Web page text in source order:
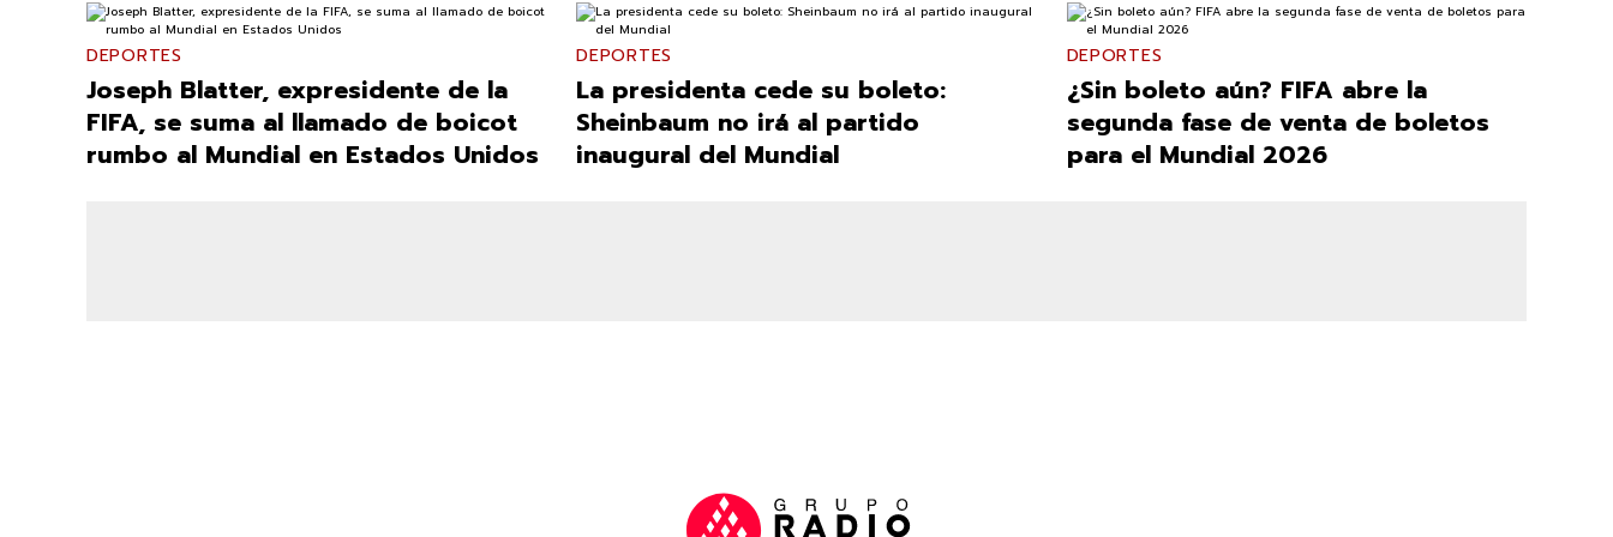
DEPORTES
Joseph Blatter, expresidente de la
FIFA, se suma al llamado de boicot
rumbo al Mundial en Estados Unidos
DEPORTES
La presidenta cede su boleto:
Sheinbaum no irá al partido
inaugural del Mundial
DEPORTES
¿Sin boleto aún? FIFA abre la
segunda fase de venta de boletos
para el Mundial 2026